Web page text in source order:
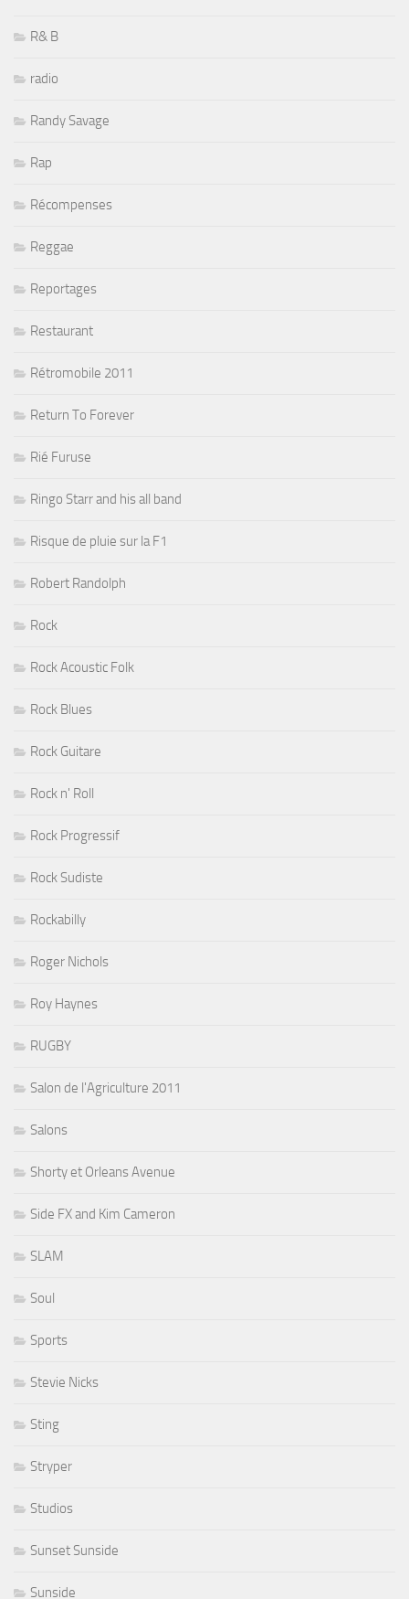
R& B
radio
Randy Savage
Rap
Récompenses
Reggae
Reportages
Restaurant
Rétromobile 2011
Return To Forever
Rié Furuse
Ringo Starr and his all band
Risque de pluie sur la F1
Robert Randolph
Rock
Rock Acoustic Folk
Rock Blues
Rock Guitare
Rock n' Roll
Rock Progressif
Rock Sudiste
Rockabilly
Roger Nichols
Roy Haynes
RUGBY
Salon de l'Agriculture 2011
Salons
Shorty et Orleans Avenue
Side FX and Kim Cameron
SLAM
Soul
Sports
Stevie Nicks
Sting
Stryper
Studios
Sunset Sunside
Sunside